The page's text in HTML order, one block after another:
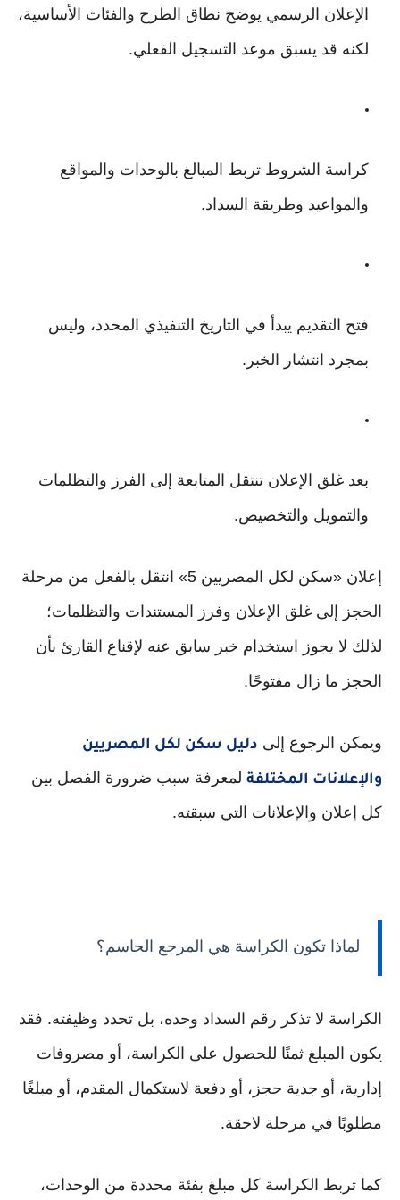
الإعلان الرسمي يوضح نطاق الطرح والفئات الأساسية،
لكنه قد يسبق موعد التسجيل الفعلي.
كراسة الشروط تربط المبالغ بالوحدات والمواقع
والمواعيد وطريقة السداد.
فتح التقديم يبدأ في التاريخ التنفيذي المحدد، وليس
بمجرد انتشار الخبر.
بعد غلق الإعلان تنتقل المتابعة إلى الفرز والتظلمات
والتمويل والتخصيص.
إعلان «سكن لكل المصريين 5» انتقل بالفعل من مرحلة
الحجز إلى غلق الإعلان وفرز المستندات والتظلمات؛
لذلك لا يجوز استخدام خبر سابق عنه لإقناع القارئ بأن
الحجز ما زال مفتوحًا.
ويمكن الرجوع إلى دليل سكن لكل المصريين
والإعلانات المختلفة لمعرفة سبب ضرورة الفصل بين
كل إعلان والإعلانات التي سبقته.
لماذا تكون الكراسة هي المرجع الحاسم؟
الكراسة لا تذكر رقم السداد وحده، بل تحدد وظيفته. فقد
يكون المبلغ ثمنًا للحصول على الكراسة، أو مصروفات
إدارية، أو جدية حجز، أو دفعة لاستكمال المقدم، أو مبلغًا
مطلوبًا في مرحلة لاحقة.
كما تربط الكراسة كل مبلغ بفئة محددة من الوحدات،